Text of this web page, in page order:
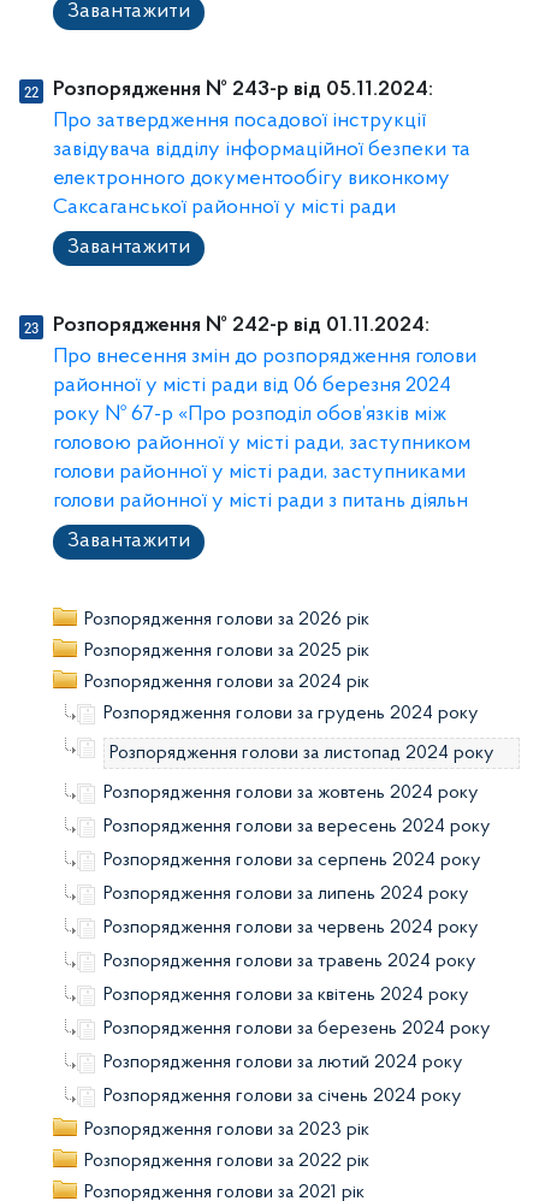
Завантажити
Розпорядження № 243-p від 05.11.2024:
Про затвердження посадової інструкції
завідувача відділу інформаційної безпеки та
електронного документообігу виконкому
Саксаганської районної у місті ради
Завантажити
Розпорядження № 242-р від 01.11.2024:
Про внесення змін до розпорядження голови
районної у місті ради від 06 березня 2024
року № 67-р «Про розподіл обов’язків між
головою районної у місті ради, заступником
голови районної у місті ради, заступниками
голови районної у місті ради з питань діяльн
Завантажити
Розпорядження голови за 2026 рік
Розпорядження голови за 2025 рік
Розпорядження голови за 2024 рік
Розпорядження голови за грудень 2024 року
Розпорядження голови за листопад 2024 року
Розпорядження голови за жовтень 2024 року
Розпорядження голови за вересень 2024 року
Розпорядження голови за серпень 2024 року
Розпорядження голови за липень 2024 року
Розпорядження голови за червень 2024 року
Розпорядження голови за травень 2024 року
Розпорядження голови за квітень 2024 року
Розпорядження голови за березень 2024 року
Розпорядження голови за лютий 2024 року
Розпорядження голови за січень 2024 року
Розпорядження голови за 2023 рік
Розпорядження голови за 2022 рік
Розпорядження голови за 2021 рік